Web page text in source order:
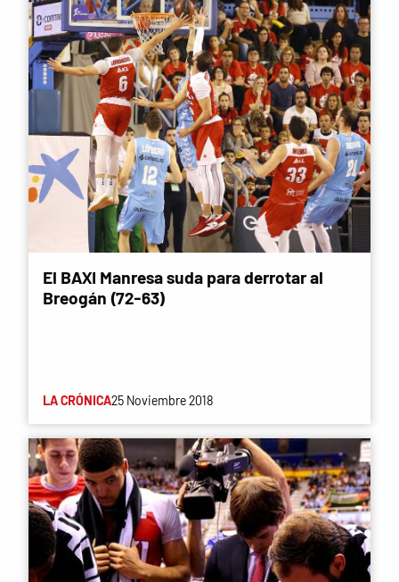
El BAXI Manresa suda para derrotar al
Breogán (72-63)
LA CRÓNICA25 Noviembre 2018